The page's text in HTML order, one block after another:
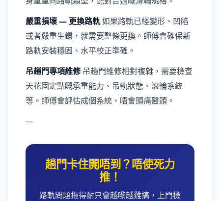
嚴重損壞 — 更換路軌如果路軌已經變形、凹陷
或者嚴重生鏽，就需要整條更換。師傅會確保新
路軌安裝穩固、水平校正準確。
吊趟門專項維修吊趟門維修相對複雜，需要檢查
天花固定點嘅承重能力、吊軌狀態、滾輪系統
等。師傅會評估成個系統，唔會頭痛醫頭。
---
趟門卡住開唔到？唔使死力
推！
路軌問題拖得耐只會越嚟越難搞，上門檢